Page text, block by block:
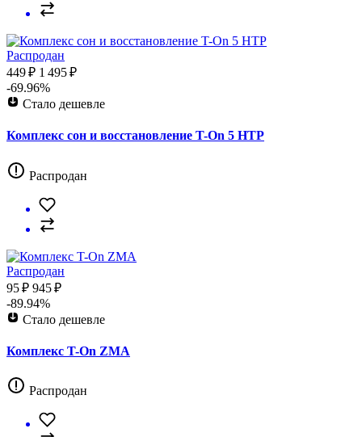
Распродан
449 ₽ 1 495 ₽
-69.96%
Стало дешевле
Комплекс cон и восстановление T-On 5 HTP
Распродан
Распродан
95 ₽ 945 ₽
-89.94%
Стало дешевле
Комплекс T-On ZMA
Распродан